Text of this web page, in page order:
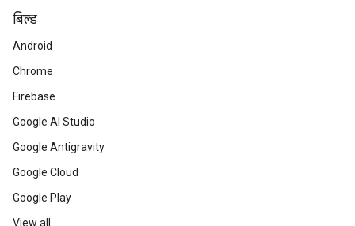
बिल्ड
Android
Chrome
Firebase
Google AI Studio
Google Antigravity
Google Cloud
Google Play
View all